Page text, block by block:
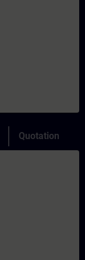
Quotation